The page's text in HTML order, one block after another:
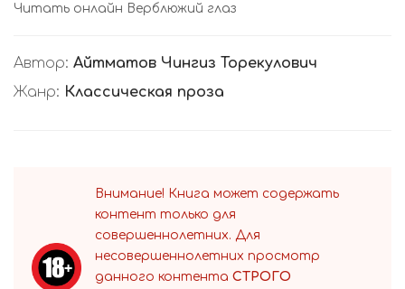
Читать онлайн Верблюжий глаз
Автор: Айтматов Чингиз Торекулович
Жанр: Классическая проза
Внимание! Книга может содержать
контент только для
совершеннолетних. Для
несовершеннолетних просмотр
данного контента СТРОГО